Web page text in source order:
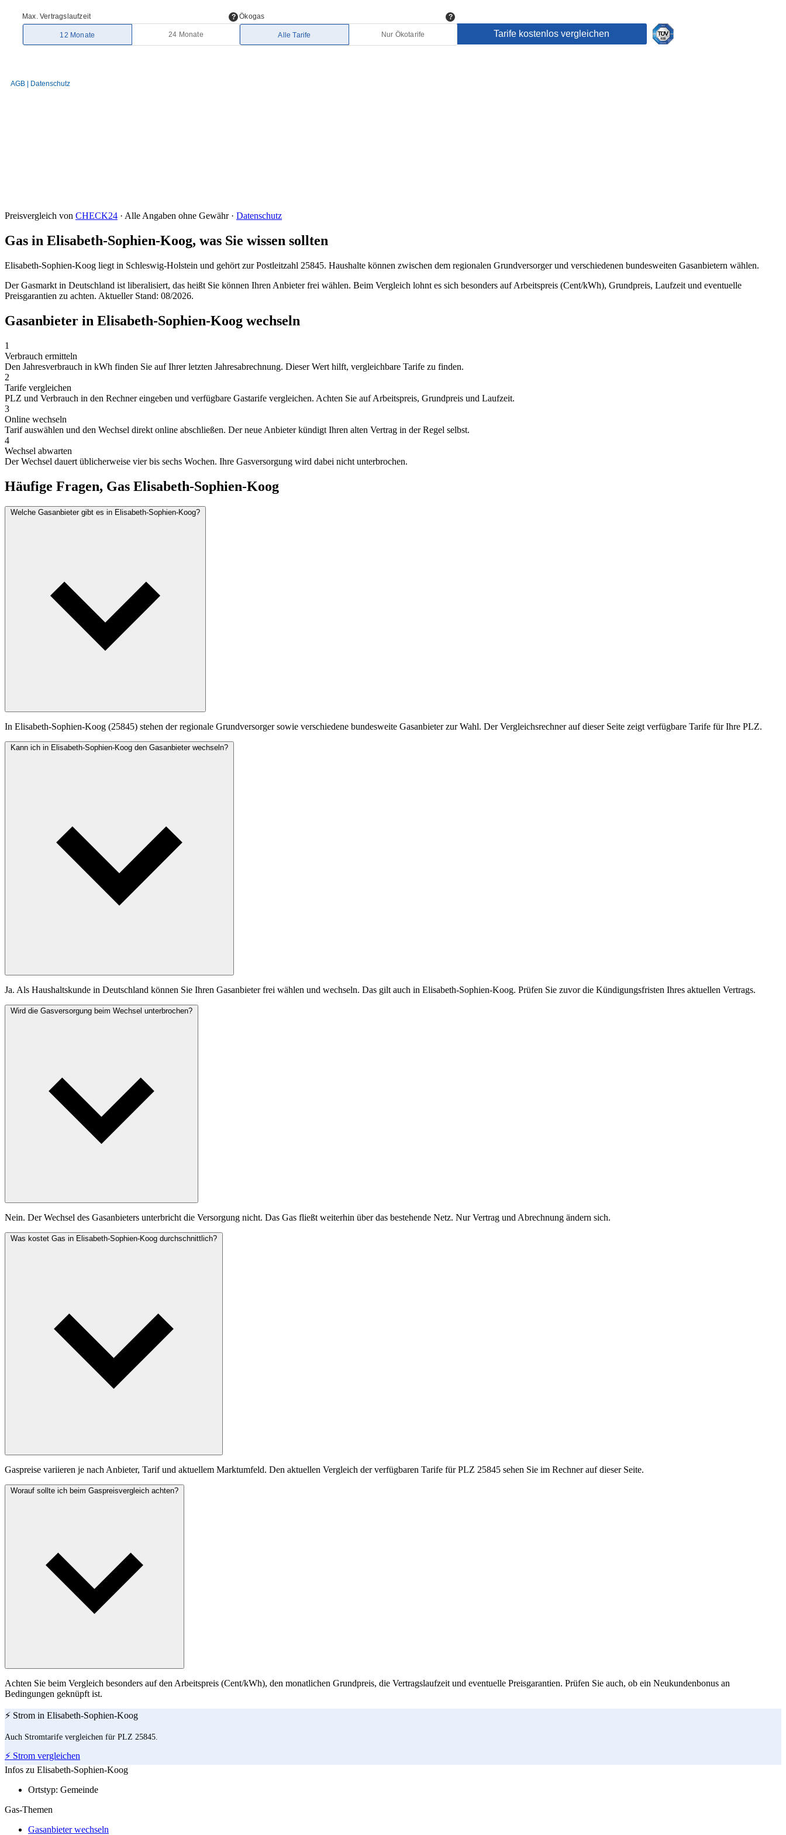
Preisvergleich von CHECK24 · Alle Angaben ohne Gewähr · Datenschutz
Gas in Elisabeth-Sophien-Koog, was Sie wissen sollten
Elisabeth-Sophien-Koog liegt in Schleswig-Holstein und gehört zur Postleitzahl 25845. Haushalte können zwischen dem regionalen Grundversorger und verschiedenen bundesweiten Gasanbietern wählen.
Der Gasmarkt in Deutschland ist liberalisiert, das heißt Sie können Ihren Anbieter frei wählen. Beim Vergleich lohnt es sich besonders auf Arbeitspreis (Cent/kWh), Grundpreis, Laufzeit und eventuelle
Preisgarantien zu achten. Aktueller Stand: 08/2026.
Gasanbieter in Elisabeth-Sophien-Koog wechseln
1
Verbrauch ermitteln
Den Jahresverbrauch in kWh finden Sie auf Ihrer letzten Jahresabrechnung. Dieser Wert hilft, vergleichbare Tarife zu finden.
2
Tarife vergleichen
PLZ und Verbrauch in den Rechner eingeben und verfügbare Gastarife vergleichen. Achten Sie auf Arbeitspreis, Grundpreis und Laufzeit.
3
Online wechseln
Tarif auswählen und den Wechsel direkt online abschließen. Der neue Anbieter kündigt Ihren alten Vertrag in der Regel selbst.
4
Wechsel abwarten
Der Wechsel dauert üblicherweise vier bis sechs Wochen. Ihre Gasversorgung wird dabei nicht unterbrochen.
Häufige Fragen, Gas Elisabeth-Sophien-Koog
Welche Gasanbieter gibt es in Elisabeth-Sophien-Koog?
In Elisabeth-Sophien-Koog (25845) stehen der regionale Grundversorger sowie verschiedene bundesweite Gasanbieter zur Wahl. Der Vergleichsrechner auf dieser Seite zeigt verfügbare Tarife für Ihre PLZ.
Kann ich in Elisabeth-Sophien-Koog den Gasanbieter wechseln?
Ja. Als Haushaltskunde in Deutschland können Sie Ihren Gasanbieter frei wählen und wechseln. Das gilt auch in Elisabeth-Sophien-Koog. Prüfen Sie zuvor die Kündigungsfristen Ihres aktuellen Vertrags.
Wird die Gasversorgung beim Wechsel unterbrochen?
Nein. Der Wechsel des Gasanbieters unterbricht die Versorgung nicht. Das Gas fließt weiterhin über das bestehende Netz. Nur Vertrag und Abrechnung ändern sich.
Was kostet Gas in Elisabeth-Sophien-Koog durchschnittlich?
Gaspreise variieren je nach Anbieter, Tarif und aktuellem Marktumfeld. Den aktuellen Vergleich der verfügbaren Tarife für PLZ 25845 sehen Sie im Rechner auf dieser Seite.
Worauf sollte ich beim Gaspreisvergleich achten?
Achten Sie beim Vergleich besonders auf den Arbeitspreis (Cent/kWh), den monatlichen Grundpreis, die Vertragslaufzeit und eventuelle Preisgarantien. Prüfen Sie auch, ob ein Neukundenbonus an
Bedingungen geknüpft ist.
⚡ Strom in Elisabeth-Sophien-Koog
Auch Stromtarife vergleichen für PLZ 25845.
⚡ Strom vergleichen
Infos zu Elisabeth-Sophien-Koog
Ortstyp: Gemeinde
Gas-Themen
Gasanbieter wechseln